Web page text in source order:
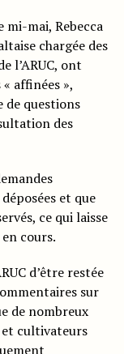
mi-mai, Rebecca
chargée des
l’ARUC, ont
affinées »,
questions
des
et que
ce qui laisse
cours.
d’être restée
sur
de nombreux
et cultivateurs